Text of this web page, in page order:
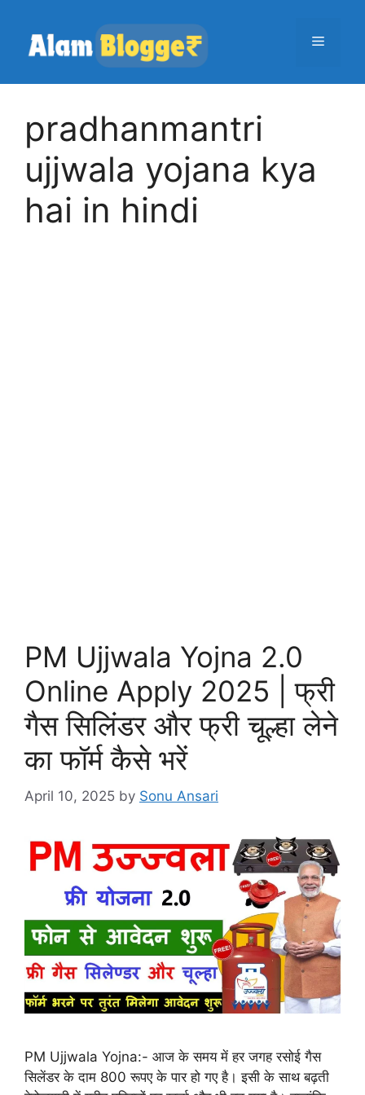
content
Menu
pradhanmantri
ujjwala yojana kya
hai in hindi
PM Ujjwala Yojna 2.0
Online Apply 2025 | फ्री
गैस सिलिंडर और फ्री चूल्हा लेने
का फॉर्म कैसे भरें
April 10, 2025 by Sonu Ansari
PM Ujjwala Yojna:- आज के समय में हर जगह रसोई गैस
सिलेंडर के दाम 800 रूपए के पार हो गए है। इसी के साथ बढ़ती